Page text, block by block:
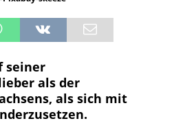
seiner
als der
als sich mit
.